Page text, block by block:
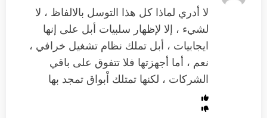
لا أدري لماذا كل هذا التوسل بالالفاظ ، لا
لشيء ، إلا لإظهار سلبيات أبل على إنها
ايجابيات ، أبل تملك نظام تشغيل خرافي ،
نعم ، أما أجهزتها فلا تتفوق على باقي
الشركات ، لكنها تمتلك اْبواق تمجد بها